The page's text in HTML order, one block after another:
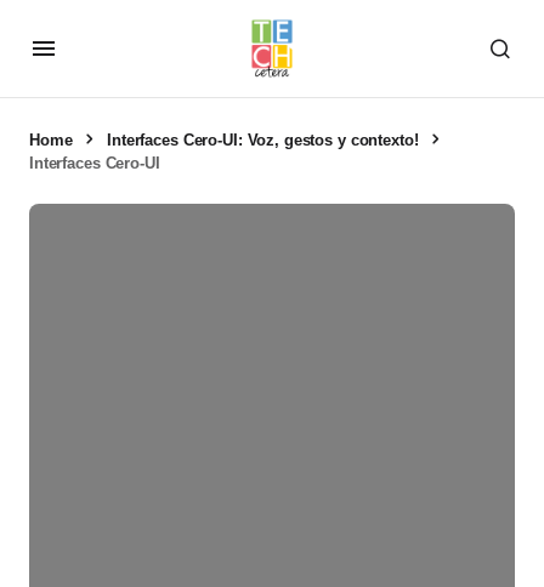
Home
Interfaces Cero‑UI: Voz, gestos y contexto!
Interfaces Cero-UI